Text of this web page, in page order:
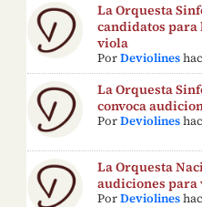
La Orquesta
candidatos
viola
PorDeviolines
La Orquesta
convoca
PorDeviolines
La Orquesta
audiciones
PorDeviolines